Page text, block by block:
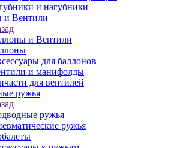
и нагубники
и Вентили
и Вентили
для баллонов
и манифолды
для вентилей
ружья
ружья
ружья